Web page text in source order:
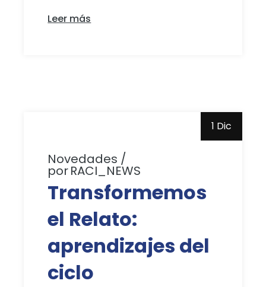
Leer más
1 Dic
Novedades
porRACI_NEWS
Transformemos
el Relato:
aprendizajes del
ciclo